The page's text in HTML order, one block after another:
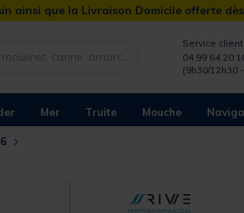
ainsi que la Livraison Domicile offerte
Service client
04 99 64 20
(9h30/12h30
Mer Truite Mouche